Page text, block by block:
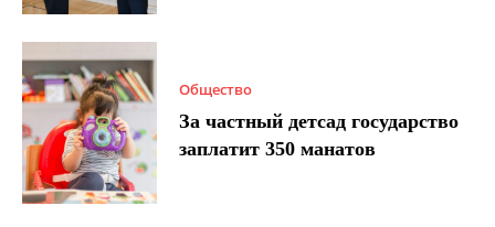
Общество
За частный детсад государство
заплатит 350 манатов